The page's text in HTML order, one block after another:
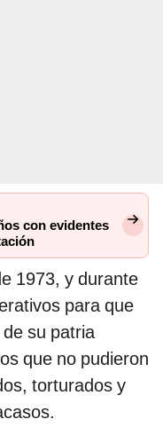
con evidentes
1973, y durante
para que
su patria
que no pudieron
torturados y